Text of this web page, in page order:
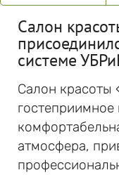
Cалон
системе
Салон красоты
атмосфера,